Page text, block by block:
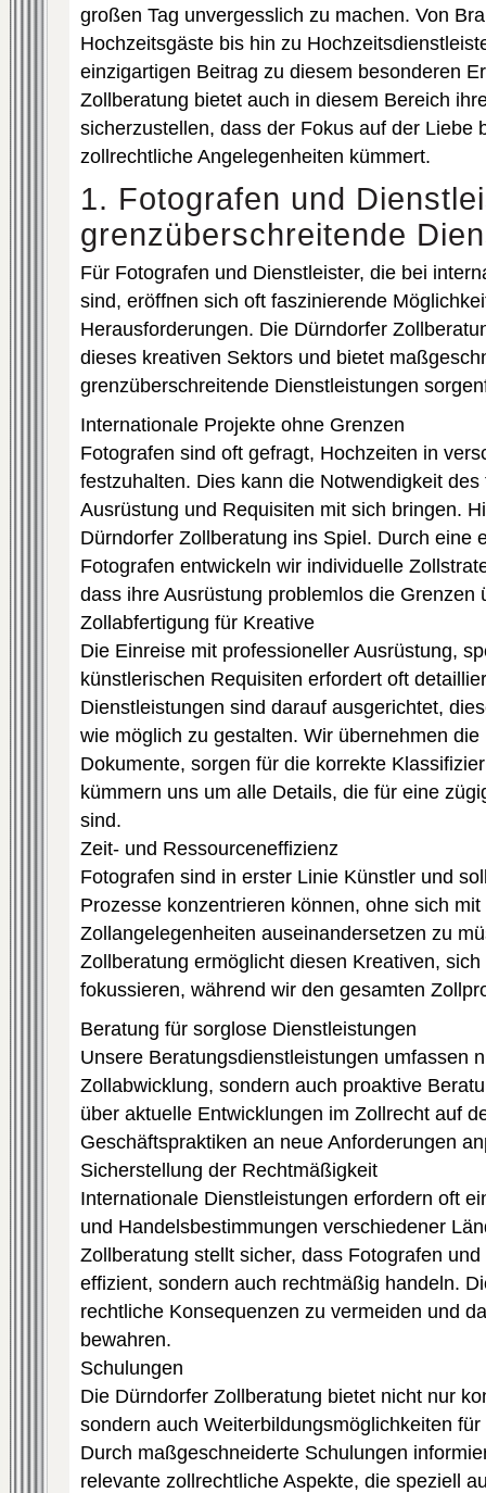
großen Tag unvergesslich zu machen. Von
Hochzeitsgäste bis hin zu
einzigartigen Beitrag zu diesem besonderen
Zollberatung bietet auch in diesem Bereich
sicherzustellen, dass der Fokus auf der Liebe
zollrechtliche Angelegenheiten kümmert.
1. Fotografen und
grenzüberschreitende
Für Fotografen und Dienstleister, die bei
sind, eröffnen sich oft faszinierende
Herausforderungen. Die Dürndorfer
dieses kreativen Sektors und bietet
grenzüberschreitende Dienstleistungen
Internationale Projekte ohne Grenzen
Fotografen sind oft gefragt, Hochzeiten in
festzuhalten. Dies kann die Notwendigkeit
Ausrüstung und Requisiten mit sich bringen.
Dürndorfer Zollberatung ins Spiel. Durch eine
Fotografen entwickeln wir individuelle
dass ihre Ausrüstung problemlos die Grenzen
Zollabfertigung für Kreative
Die Einreise mit professioneller Ausrüstung,
künstlerischen Requisiten erfordert oft
Dienstleistungen sind darauf ausgerichtet,
wie möglich zu gestalten. Wir übernehmen
Dokumente, sorgen für die korrekte
kümmern uns um alle Details, die für eine
sind.
Zeit- und Ressourceneffizienz
Fotografen sind in erster Linie Künstler und
Prozesse konzentrieren können, ohne sich
Zollangelegenheiten auseinandersetzen zu
Zollberatung ermöglicht diesen Kreativen,
fokussieren, während wir den gesamten
Beratung für sorglose Dienstleistungen
Unsere Beratungsdienstleistungen umfassen
Zollabwicklung, sondern auch proaktive
über aktuelle Entwicklungen im Zollrecht auf
Geschäftspraktiken an neue Anforderungen
Sicherstellung der Rechtmäßigkeit
Internationale Dienstleistungen erfordern oft
und Handelsbestimmungen verschiedener
Zollberatung stellt sicher, dass Fotografen
effizient, sondern auch rechtmäßig handeln.
rechtliche Konsequenzen zu vermeiden und
bewahren.
Schulungen
Die Dürndorfer Zollberatung bietet nicht nur
sondern auch Weiterbildungsmöglichkeiten
Durch maßgeschneiderte Schulungen
relevante zollrechtliche Aspekte, die speziell